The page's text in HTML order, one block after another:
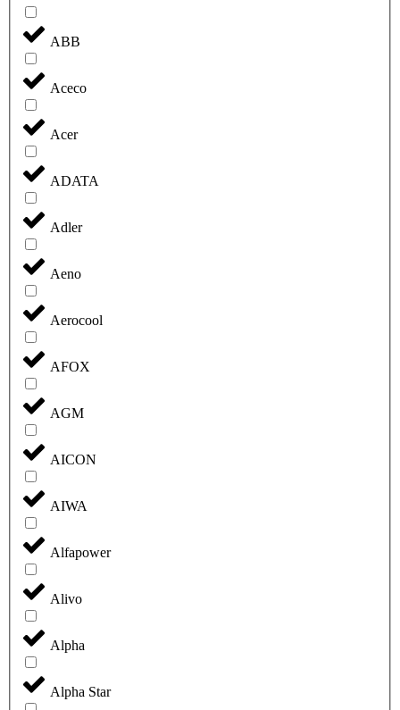
ABB
Aceco
Acer
ADATA
Adler
Aeno
Aerocool
AFOX
AGM
AICON
AIWA
Alfapower
Alivo
Alpha
Alpha Star